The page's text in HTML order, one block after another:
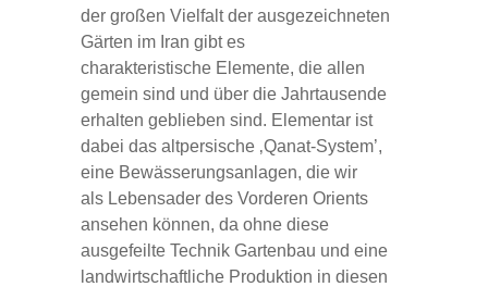
der großen Vielfalt der ausgezeichneten
Gärten im Iran gibt es
charakteristische Elemente, die allen
gemein sind und über die Jahrtausende
erhalten geblieben sind. Elementar ist
dabei das altpersische ‚Qanat-System’,
eine Bewässerungsanlagen, die wir
als Lebensader des Vorderen Orients
ansehen können, da ohne diese
ausgefeilte Technik Gartenbau und eine
landwirtschaftliche Produktion in diesen